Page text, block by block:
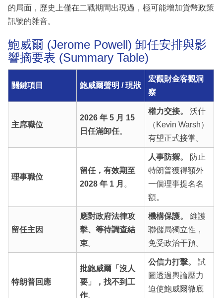
的局面，歷史上僅在二戰期間出現過，極可能增加貨幣政策
訊號的雜音。
鮑威爾 (Jerome Powell) 卸任安排與影
響摘要表 (Summary Table)
關鍵項目 鮑威爾聲明 / 現狀
宏觀財金客觀洞
察
主席職位
2026 年 5 月 15
日任滿卸任。
權力交接。
沃什
（Kevin Warsh）
有望正式接掌。
理事職位
留任，有效期至
2028 年 1 月 。
人事防禦。
防止
特朗普獲得額外
一個理事提名名
額。
留任主因
應對政府法律攻
擊、等待調查結
束。
機構保護。
維護
聯儲局獨立性，
免受政治干預。
特朗普回應
批鮑威爾「沒人
要」，找不到工
作。
公信力打擊。
試
圖透過輿論壓力
迫使鮑威爾徹底